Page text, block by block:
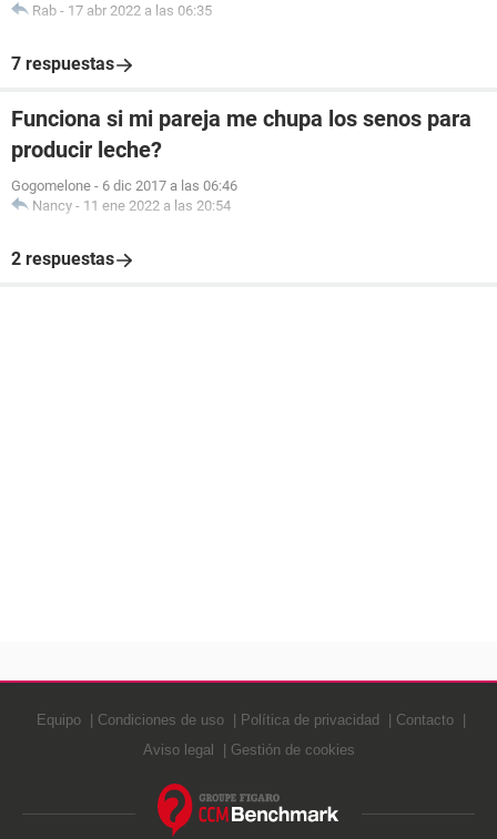
Rab - 17 abr 2022 a las 06:35
7 respuestas
Funciona si mi pareja me chupa los senos para
producir leche?
Gogomelone - 6 dic 2017 a las 06:46
Nancy - 11 ene 2022 a las 20:54
2 respuestas
Equipo Condiciones de uso Política de privacidad
Contacto
Aviso legal
Gestión de cookies